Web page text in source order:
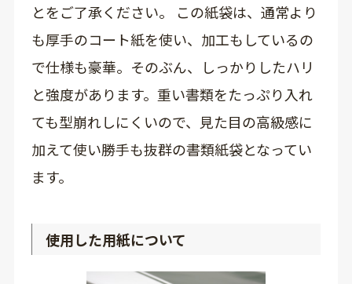
とをご了承ください。 この紙袋は、通常より
も厚手のコート紙を使い、加工もしているの
で仕様も豪華。そのぶん、しっかりしたハリ
と強度があります。重い書類をたっぷり入れ
ても型崩れしにくいので、見た目の高級感に
加えて使い勝手も抜群の書類紙袋となってい
ます。
使用した用紙について